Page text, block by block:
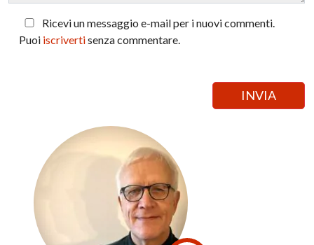
Ricevi un messaggio e-mail per i nuovi commenti.
Puoi iscrivertisenza commentare.